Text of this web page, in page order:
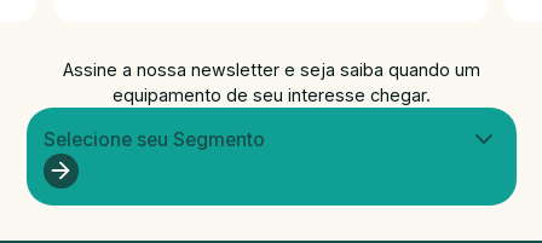
Assine a nossa newsletter e seja saiba quando um
equipamento de seu interesse chegar.
Selecione seu Segmento